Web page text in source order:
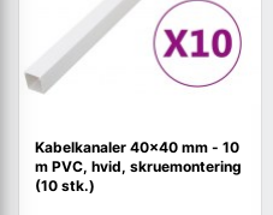
Kabelkanaler 40×40 mm - 10
m PVC, hvid, skrue­montering
(10 stk.)